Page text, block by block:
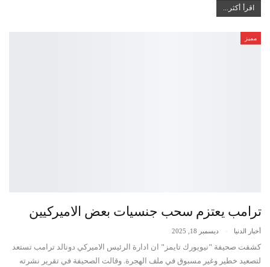
اقرأ أكثر...
مميز
ترامب يعتزم سحب جنسيات بعض الاميركيين
أخبار الدنيا ديسمبر 18, 2025
كشفت صحيفة "نيويورك تايمز" ان ادارة الرئيس الاميركي دونالد ترامب تستعد
لتصعيد خطير وغير مسبوق في ملف الهجرة. وقالت الصحيفة في تقرير نشرته